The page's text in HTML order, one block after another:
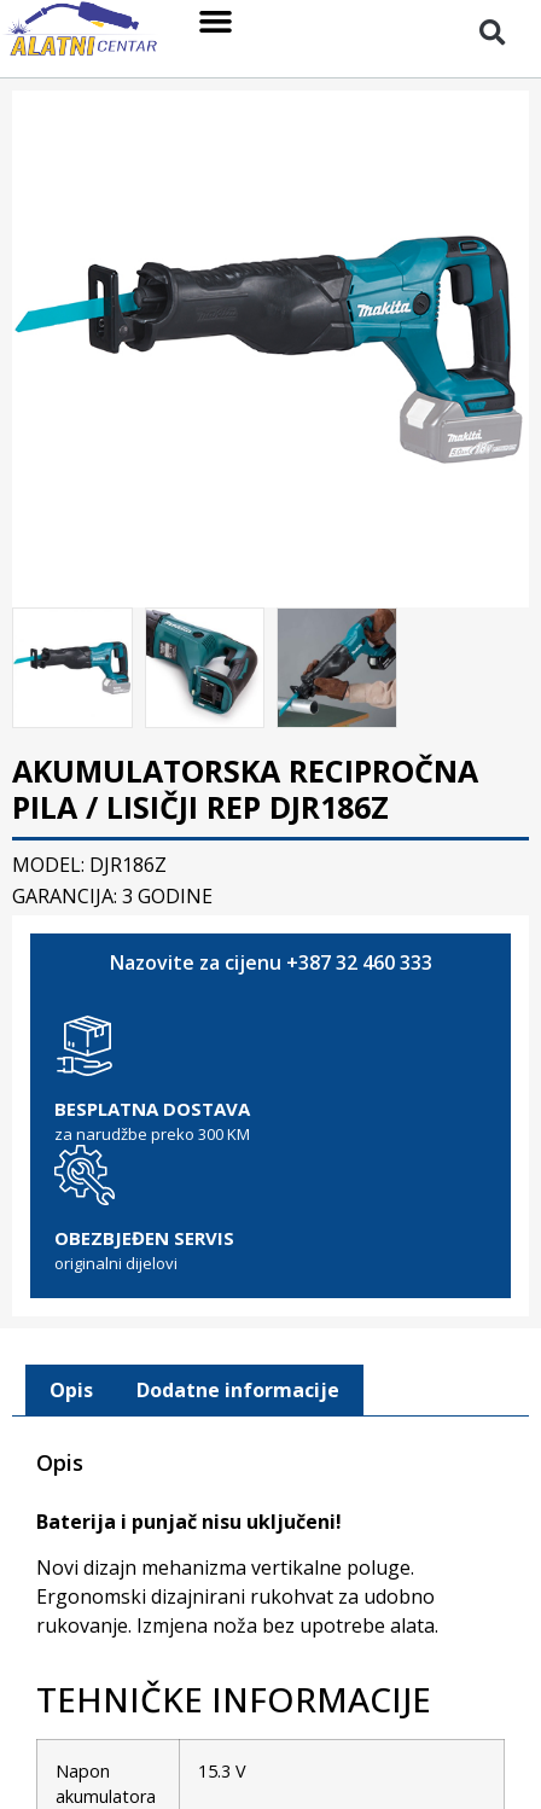
AKUMULATORSKA RECIPROČNA
PILA / LISIČJI REP DJR186Z
MODEL: DJR186Z
GARANCIJA: 3 GODINE
Nazovite za cijenu +387 32 460 333
BESPLATNA DOSTAVA
za narudžbe preko 300 KM
OBEZBJEĐEN SERVIS
originalni dijelovi
Opis Dodatne informacije
Opis
Baterija i punjač nisu uključeni!
Novi dizajn mehanizma vertikalne poluge.
Ergonomski dizajnirani rukohvat za udobno
rukovanje. Izmjena noža bez upotrebe alata.
TEHNIČKE INFORMACIJE
Napon
akumulatora
15.3 V